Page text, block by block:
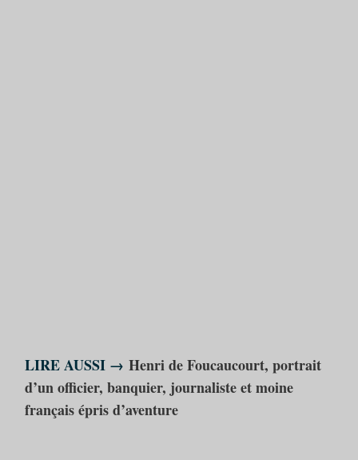
LIRE AUSSI → Henri de Foucaucourt, portrait
d’un officier, banquier, journaliste et moine
français épris d’aventure